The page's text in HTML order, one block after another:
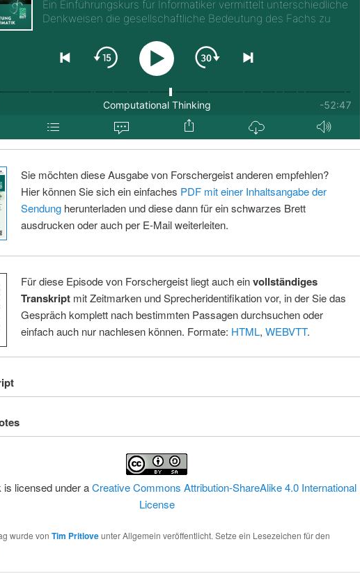
Sie möchten diese Ausgabe von Forschergeist anderen empfehlen?
Hier können Sie sich ein einfaches PDF mit einer Inhaltsangabe der
Sendungherunterladen und diese dann für ein schwarzes Brett
ausdrucken oder auch per E-Mail weiterleiten.
Für diese Episode von Forschergeist liegt auch einvollständiges
Transkriptmit Zeitmarken und Sprecheridentifikation vor, in der Sie das
Gespräch komplett nach bestimmten Passagen durchsuchen oder
einfach auch nur nachlesen können. Formate: HTML, WEBVTT.
is licensed under aCreative Commons Attribution-ShareAlike 4.0 International
License
wurde von Tim Pritloveunter Allgemein veröffentlicht. Setze ein Lesezeichen für den